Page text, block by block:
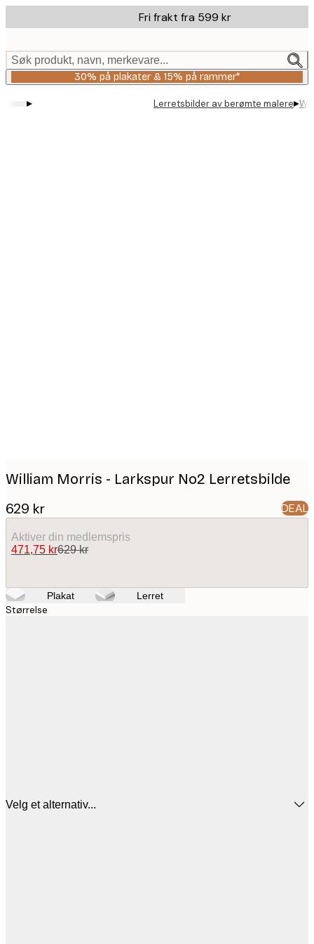
to
content.
Fri frakt fra 599 kr
Søk produkt, navn, merkevare...
30% på plakater & 15% på rammer*
▸ Lerretsbilder av berømte malere▸
William Morris - Larkspur No2 Lerretsbilde
629 kr DEAL
Aktiver din medlemspris
471,75 kr629 kr
Plakat Lerret
Størrelse
Velg et alternativ...